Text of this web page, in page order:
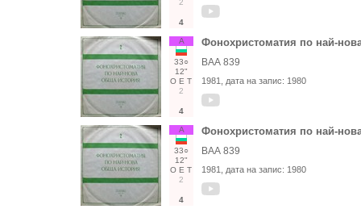
2
4
А
33○
12"
О Е Т
2
4
Фонохристоматия по най-
ВАА 839
1981 , дата на запис: 1980
А
33○
12"
О Е Т
2
4
Фонохристоматия по най-
ВАА 839
1981 , дата на запис: 1980